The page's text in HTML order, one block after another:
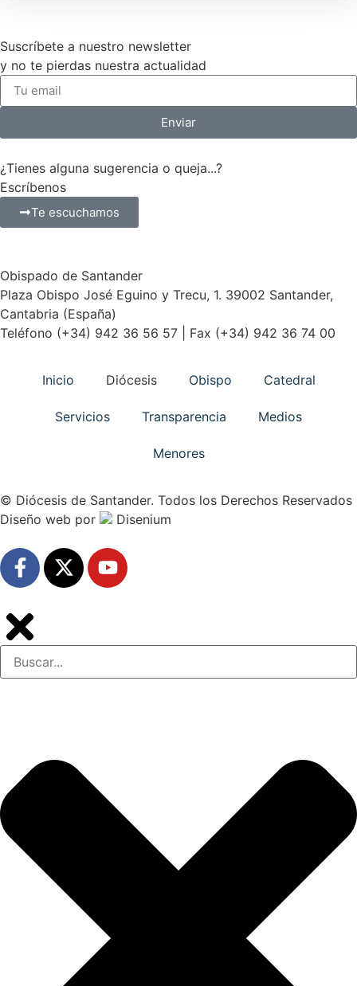
Suscríbete a nuestro newsletter
y no te pierdas nuestra actualidad
Enviar
¿Tienes alguna sugerencia o queja...?
Escríbenos
Te escuchamos
Obispado de Santander
Plaza Obispo José Eguino y Trecu, 1. 39002 Santander,
Cantabria (España)
Teléfono (+34) 942 36 56 57 | Fax (+34) 942 36 74 00
Inicio Diócesis Obispo Catedral
Servicios Transparencia Medios
Menores
© Diócesis de Santander. Todos los Derechos Reservados
Diseño web por Disenium